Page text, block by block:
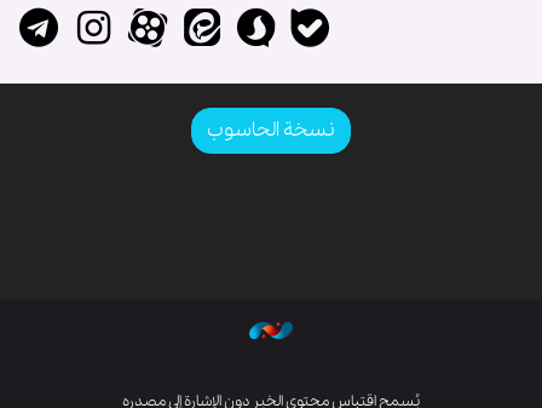
نسخة الحاسوب
يُسمح اقتباس محتوى الخبر دون الإشارة إلى مصدره